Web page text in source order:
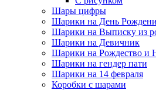
Шары цифры
Шарики на День
Шарики на Выписку из
Шарики на Девичник
Шарики на Рождество и
Шарики на гендер пати
Шарики на 14 февраля
Коробки с шарами